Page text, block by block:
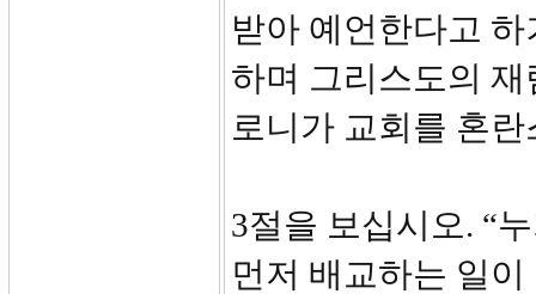
받아 예언한다고
하며 그리스도의
로니가 교회를 혼
3절을 보십시오. “
먼저 배교하는 일